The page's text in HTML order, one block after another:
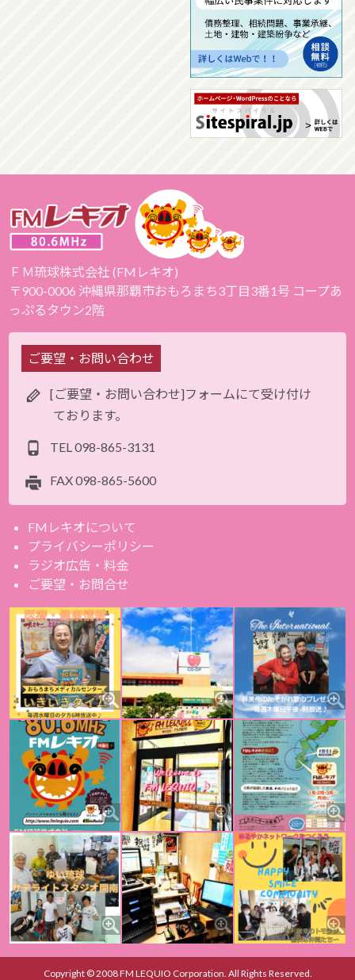
ＦＭ琉球株式会社 (FMレキオ)
〒900-0006 沖縄県那覇市おもろまち3丁目3番1号 コープあ
っぷるタウン2階
ご要望・お問い合わせ
[ご要望・お問い合わせ]フォームにて受け付け
ております。
TEL 098-865-3131
FAX098-865-5600
FMレキオについて
プライバシーポリシー
ラジオ広告・料金
ご要望・お問合せ
Copyright © 2008 FM LEQUIO Corporation. All Rights Reserved.